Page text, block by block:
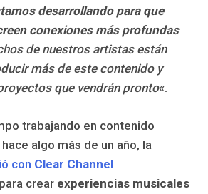
desarrollando para que
conexiones más profundas
de nuestros artistas están
más de este contenido y
que vendrán pronto«.
trabajando en contenido
algo más de un año, la
con Clear Channel
para crear experiencias musicales